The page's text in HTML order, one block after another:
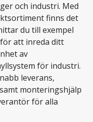
och industri. Med
finns det
du till exempel
att inreda ditt
av
för industri.
leverans,
monteringshjälp
för alla